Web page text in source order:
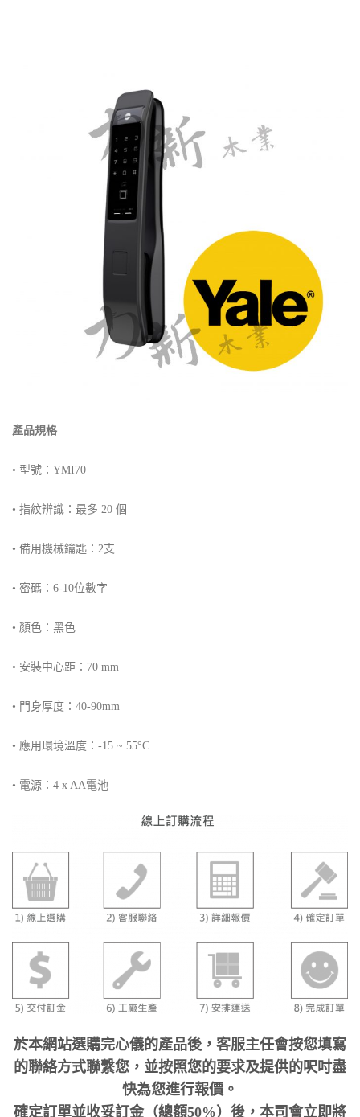
產品規格
• 型號：YMI70
• 指紋辨識：最多 20 個
• 備用機械鑰匙：2支
• 密碼：6-10位數字
• 顏色：黑色
• 安裝中心距：70 mm
• 門身厚度：40-90mm
• 應用環境溫度：-15 ~ 55°C
• 電源：4 x AA電池
於本網站選購完心儀的產品後，客服主任會按您填寫
的聯絡方式聯繫您，並按照您的要求及提供的呎吋盡
快為您進行報價。
確定訂單並收妥訂金（總額50%）後，本司會立即將